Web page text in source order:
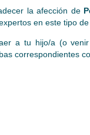
la afección de
en este tipo de
a tu hijo/a (o
correspondientes